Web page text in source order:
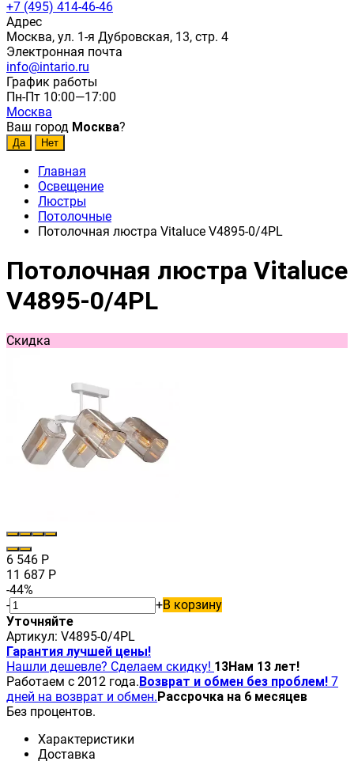
+7 (495) 414-46-46
Адрес
Москва, ул. 1-я Дубровская, 13, стр. 4
Электронная почта
info@intario.ru
График работы
Пн-Пт 10:00—17:00
Москва
Ваш город Москва?
Главная
Освещение
Люстры
Потолочные
Потолочная люстра Vitaluce V4895-0/4PL
Потолочная люстра Vitaluce
V4895-0/4PL
Скидка
6 546 Р
11 687 Р
-44%
-
+В корзину
Уточняйте
Артикул: V4895-0/4PL
Гарантия лучшей цены!
Нашли дешевле? Сделаем скидку! 13Нам 13 лет!
Работаем с 2012 года.Возврат и обмен без проблем! 7
дней на возврат и обмен.Рассрочка на 6 месяцев
Без процентов.
Характеристики
Доставка